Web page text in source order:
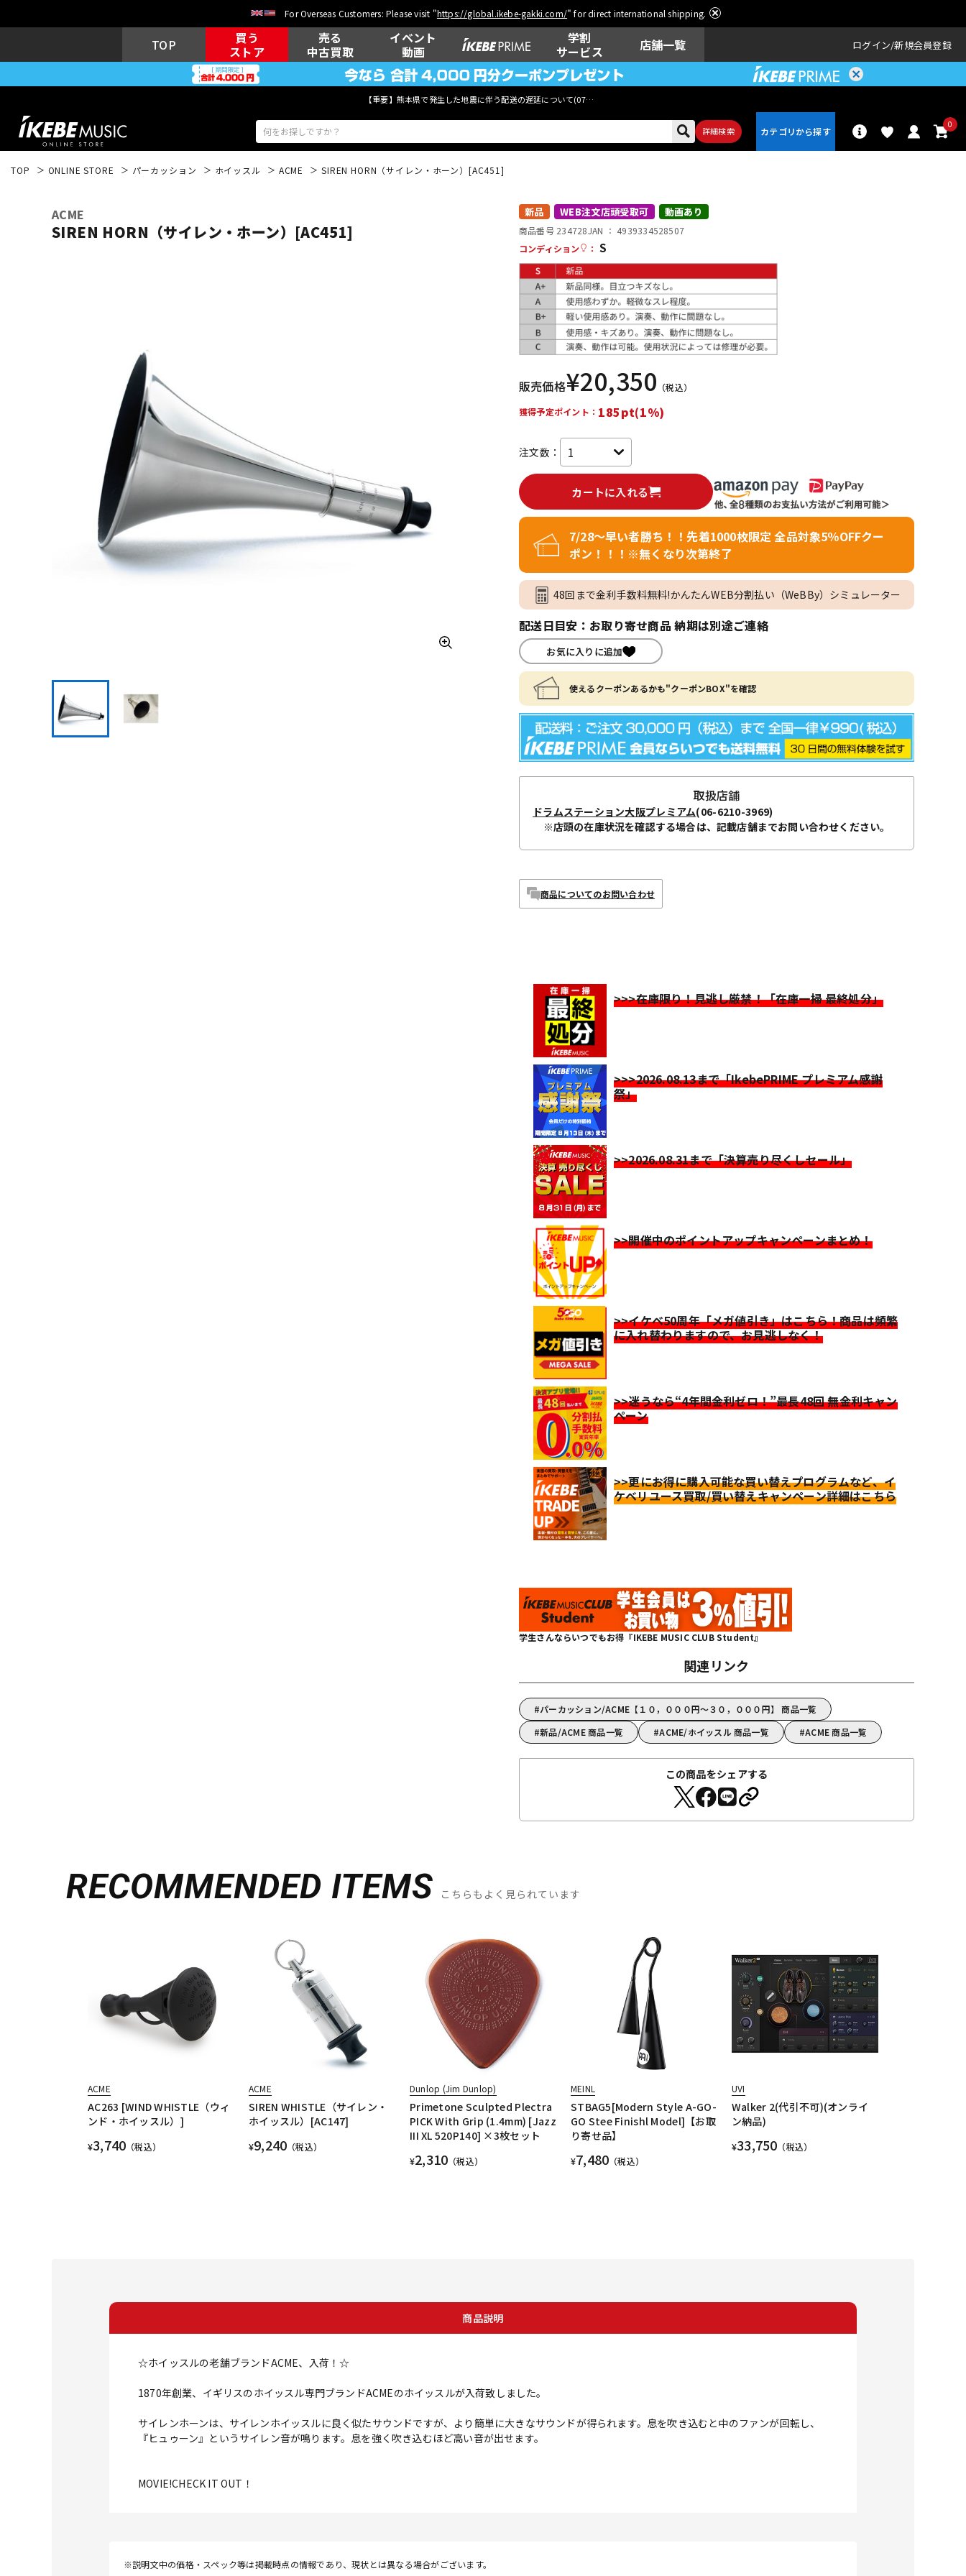
For Overseas Customers: Please visit "https://global.ikebe-gakki.com/" for direct international shipping.
TOP
買う
ストア
売る
中古買取
イベント
動画
学割
サービス
店舗一覧 ログイン 新規会員登録
【重要】熊本県で発生した地震に伴う配送の遅延について(07月29日
詳細検索
0
ウクレレ ドラム
その他楽器
レコーディン
グ機器
配信/ライブ
機器
中古
TOP ONLINE STORE パーカッション ホイッスル ACME SIREN HORN（サイレン・ホーン）[AC451]
ACME
SIREN HORN（サイレン・ホーン）[AC451]
新品 WEB注文店頭受取可 動画あり
商品番号 234728JAN ： 4939334528507
コンディション
： S
販売価格¥20,350 （税込）
獲得予定ポイント： 185pt(1%)
注文数：
カートに入れる
7/28～早い者勝ち！！先着1000枚限定 全品対象5％OFFクー
ポン！！！※無くなり次第終了
48回まで金利手数料無料!かんたんWEB分割払い（WeBBy）シミュレーター
配送日目安：お取り寄せ商品 納期は別途ご連絡
お気に入りに追加
使えるクーポンあるかも"クーポンBOX"を確認
取扱店舗
ドラムステーション大阪プレミアム(06-6210-3969)
※店頭の在庫状況を確認する場合は、記載店舗までお問い合わせください。
商品についてのお問い合わせ
>>>在庫限り！見逃し厳禁！「在庫一掃 最終処分」
>>>2026.08.13まで「IkebePRIME プレミアム感謝
祭」
>>2026.08.31まで「決算売り尽くしセール」
>>開催中のポイントアップキャンペーンまとめ！
>>イケベ50周年「メガ値引き」はこちら！商品は頻繁
に入れ替わりますので、お見逃しなく！
>>迷うなら“4年間金利ゼロ！”最長48回 無金利キャン
ペーン
>>更にお得に購入可能な買い替えプログラムなど、イ
ケベリユース買取/買い替えキャンペーン詳細はこちら
学生さんならいつでもお得『IKEBE MUSIC CLUB Student』
関連リンク
パーカッション/ACME【１０，０００円～３０，０００円】 商品一覧
新品/ACME 商品一覧
ACME/ホイッスル 商品一覧 ACME 商品一覧
この商品をシェアする
RECOMMENDED ITEMS こちらもよく見られています
ACME
AC263 [WIND WHISTLE（ウィ
ンド・ホイッスル）]
¥3,740 （税込）
ACME
SIREN WHISTLE（サイレン・
ホイッスル）[AC147]
¥9,240 （税込）
Dunlop (Jim Dunlop)
Primetone Sculpted Plectra
PICK With Grip (1.4mm) [Jazz
III XL 520P140] ×3枚セット
¥2,310 （税込）
MEINL
STBAG5[Modern Style A-GO-
GO Stee Finishl Model]【お取
り寄せ品】
¥7,480 （税込）
UVI
Walker 2(代引不可)(オンライ
ン納品)
¥33,750 （税込）
商品説明
☆ホイッスルの老舗ブランドACME、入荷！☆
1870年創業、イギリスのホイッスル専門ブランドACMEのホイッスルが入荷致しました。
サイレンホーンは、サイレンホイッスルに良く似たサウンドですが、より簡単に大きなサウンドが得られます。息を吹き込むと中のファンが回転し、
『ヒュゥーン』というサイレン音が鳴ります。息を強く吹き込むほど高い音が出せます。
MOVIE!CHECK IT OUT！
※説明文中の価格・スペック等は掲載時点の情報であり、現状とは異なる場合がございます。